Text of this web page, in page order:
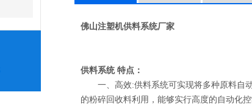
佛山注塑机供料系统厂家
供料系统特点：
一、高效:供料系统可实现将多种原料自动
的粉碎回收料利用，能够实行高度的自动化